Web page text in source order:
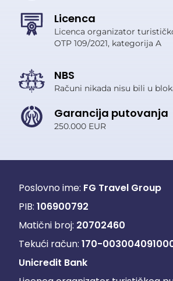
Licenca
Licenca organizator
OTP 109/2021, kategorija A
NBS
Računi nikada nisu bili u
Garancija putovanja
250.000 EUR
Poslovno ime: FG Travel Group
PIB: 106900792
Matični broj: 20702460
Tekući račun: 170-
Unicredit Bank